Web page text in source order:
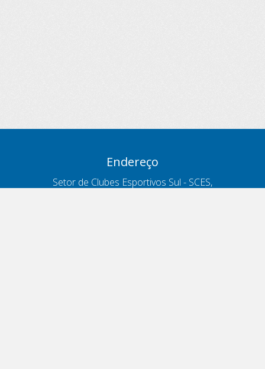
Endereço
Setor de Clubes Esportivos Sul - SCES,